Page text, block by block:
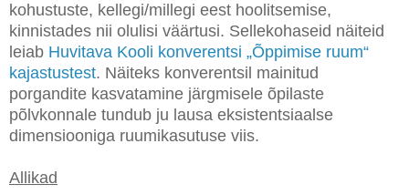
kohustuste, kellegi/millegi eest hoolitsemise,
kinnistades nii olulisi väärtusi. Sellekohaseid näiteid
leiab Huvitava Kooli konverentsi „Õppimise ruum“
kajastustest. Näiteks konverentsil mainitud
porgandite kasvatamine järgmisele õpilaste
põlvkonnale tundub ju lausa eksistentsiaalse
dimensiooniga ruumikasutuse viis.
Allikad